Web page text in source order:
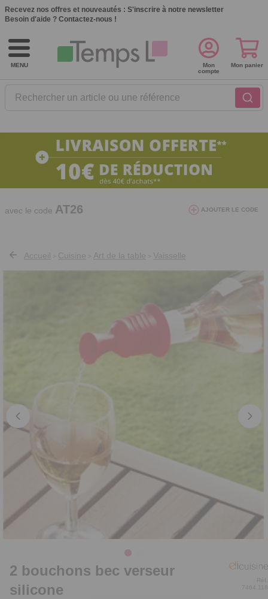
Recevez nos offres et nouveautés : S'inscrire à notre newsletter
Besoin d'aide ? Contactez-nous !
MENU
Rechercher un article ou une référence
Mon
compte
Mon panier
10€ de réduction dès 40€ d'achat. Offre
valable du 03/08/2026 au 12/08/2026.
avec le code AT26 AJOUTER LE CODE
Accueil Cuisine Art de la table Vaisselle
2 bouchons bec verseur
silicone
Réf.
7464.118